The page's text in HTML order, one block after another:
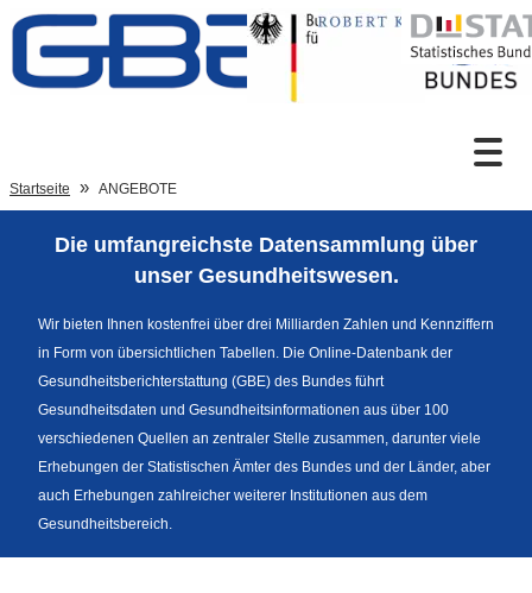
Zum Inhalt
Sprachumschaltung
Fußzeile
Startseite ANGEBOTE
Die umfangreichste Datensammlung über
unser Gesundheitswesen.
Wir bieten Ihnen kostenfrei über drei Milliarden Zahlen und Kennziffern
in Form von übersichtlichen Tabellen. Die Online-Datenbank der
Gesundheitsberichterstattung (GBE) des Bundes führt
Gesundheitsdaten und Gesundheitsinformationen aus über 100
verschiedenen Quellen an zentraler Stelle zusammen, darunter viele
Erhebungen der Statistischen Ämter des Bundes und der Länder, aber
auch Erhebungen zahlreicher weiterer Institutionen aus dem
Gesundheitsbereich.